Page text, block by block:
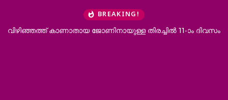
BREAKING!
കാണാതായ ജോണിനായുള്ള തിരച്ചില്‍ 11-ാം ദിവസം